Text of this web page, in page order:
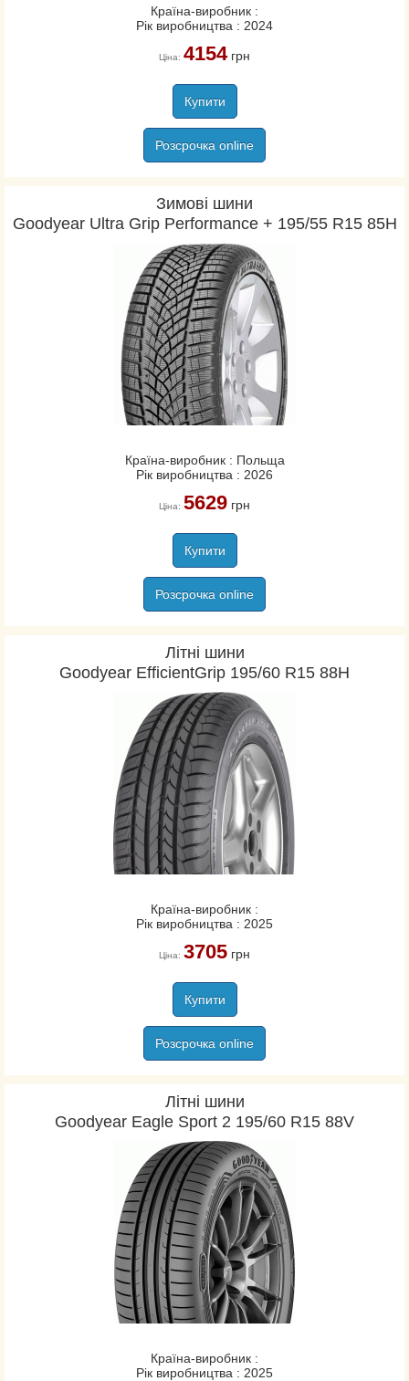
Країна-виробник :
Рік виробництва : 2024
Ціна: 4154грн
Купити
Розсрочка online
Зимові шини
Goodyear Ultra Grip Performance + 195/55 R15 85H
Країна-виробник : Польща
Рік виробництва : 2026
Ціна: 5629грн
Купити
Розсрочка online
Літні шини
Goodyear EfficientGrip 195/60 R15 88H
Країна-виробник :
Рік виробництва : 2025
Ціна: 3705грн
Купити
Розсрочка online
Літні шини
Goodyear Eagle Sport 2 195/60 R15 88V
Країна-виробник :
Рік виробництва : 2025